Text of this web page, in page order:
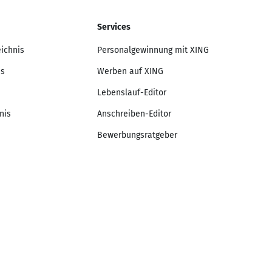
Services
Personalgewinnung mit XING
Werben auf XING
Lebenslauf-Editor
Anschreiben-Editor
Bewerbungsratgeber